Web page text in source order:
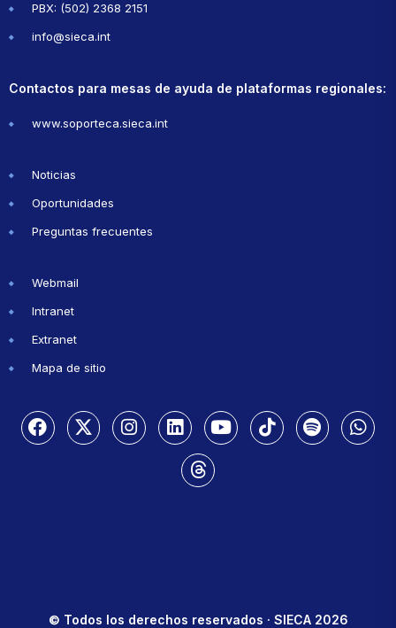
PBX: (502) 2368 2151
info@sieca.int
Contactos para mesas de ayuda de plataformas regionales:
www.soporteca.sieca.int
Noticias
Oportunidades
Preguntas frecuentes
Webmail
Intranet
Extranet
Mapa de sitio
© Todos los derechos reservados · SIECA 2026